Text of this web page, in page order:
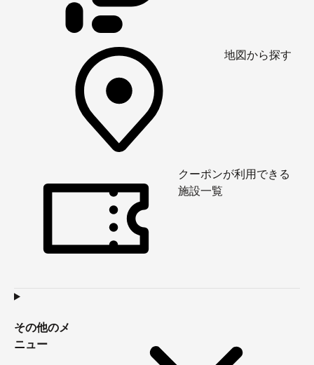
地図から探す
クーポンが利用できる
施設一覧
その他のメ
ニュー